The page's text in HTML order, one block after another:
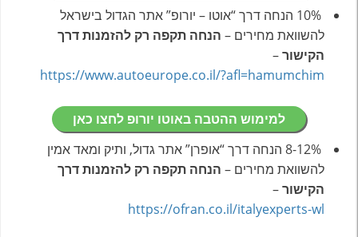
10% הנחה דרך “אוטו – יורופ” אתר הגדול בישראל
להשוואת מחירים – הנחה תקפה רק להזמנות דרך
הקישור–
https://www.autoeurope.co.il/?afl=hamumchim
למימוש ההטבה באוטו יורופ לחצו כאן
8-12% הנחה דרך “אופרן” אתר גדול, ותיק ומאד אמין
להשוואת מחירים – הנחה תקפה רק להזמנות דרך
הקישור–
https://ofran.co.il/italyexperts-wl